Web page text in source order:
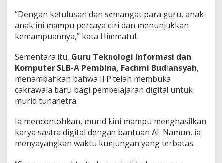
“Dengan ketulusan dan semangat para guru, anak-
anak ini mampu percaya diri dan menunjukkan
kemampuannya,” kata Himmatul.
Sementara itu, Guru Teknologi Informasi dan
Komputer SLB-A Pembina, Fachmi Budiansyah,
menambahkan bahwa IFP telah membuka
cakrawala baru bagi pembelajaran digital untuk
murid tunanetra.
Ia mencontohkan, murid kini mampu menghasilkan
karya sastra digital dengan bantuan AI. Namun, ia
menyayangkan waktu kunjungan yang terbatas.